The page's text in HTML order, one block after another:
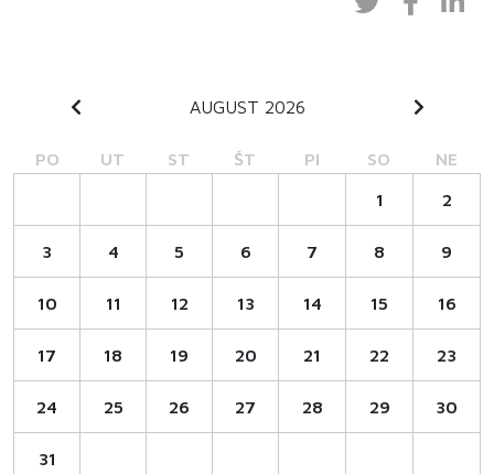
AUGUST 2026
PO UT ST ŠT PI SO NE
1 2
3 4 5 6 7 8 9
10 11 12 13 14 15 16
17 18 19 20 21 22 23
24 25 26 27 28 29 30
31